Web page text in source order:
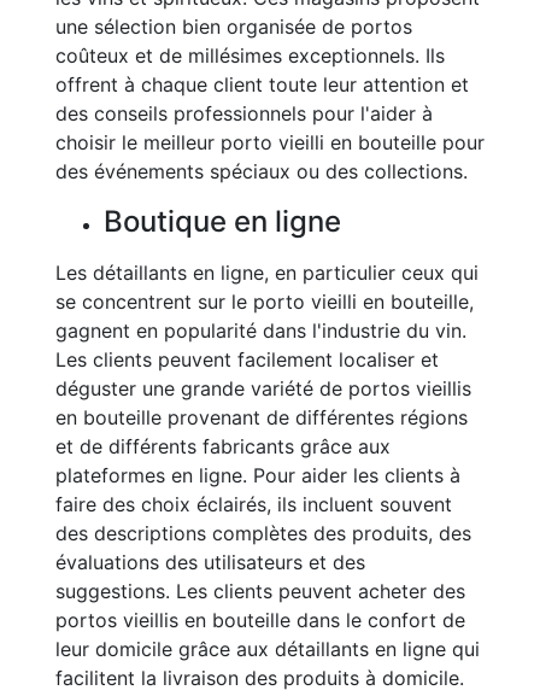
une sélection bien organisée de portos
coûteux et de millésimes exceptionnels. Ils
offrent à chaque client toute leur attention et
des conseils professionnels pour l'aider à
choisir le meilleur porto vieilli en bouteille pour
des événements spéciaux ou des collections.
Boutique en ligne
Les détaillants en ligne, en particulier ceux qui
se concentrent sur le porto vieilli en bouteille,
gagnent en popularité dans l'industrie du vin.
Les clients peuvent facilement localiser et
déguster une grande variété de portos vieillis
en bouteille provenant de différentes régions
et de différents fabricants grâce aux
plateformes en ligne. Pour aider les clients à
faire des choix éclairés, ils incluent souvent
des descriptions complètes des produits, des
évaluations des utilisateurs et des
suggestions. Les clients peuvent acheter des
portos vieillis en bouteille dans le confort de
leur domicile grâce aux détaillants en ligne qui
facilitent la livraison des produits à domicile.